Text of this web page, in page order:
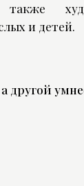
и детей.
другой